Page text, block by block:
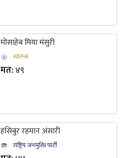
मोसाहेब मिया मंसुरी
स्वतन्त्र
मत:४९
हसिबुर रहमान अंसारी
राष्ट्रिय जनमुक्ति पार्टी